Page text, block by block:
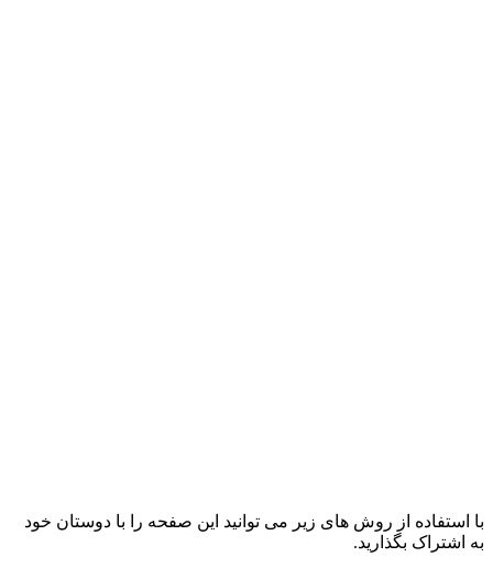
با استفاده از روش های زیر می توانید این صفحه را با دوستان خود
به اشتراک بگذارید.